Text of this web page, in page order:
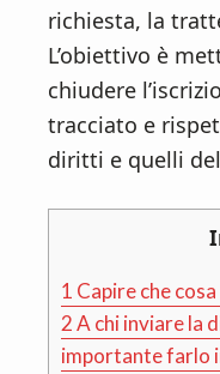
richiesta, la
L’obiettivo è
chiudere
tracciato e
diritti e quelli
1 Capire che
2A chi inviare la
importante farlo